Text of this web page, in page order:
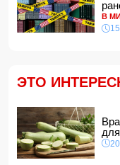
Сына Абеля
14:10, 07.08.2026
14:04, 07.08.2026
дипломатами
14:00, 07.08.2026
Прогноз погоды в
12:48, 07.08.2026
В
ЭТО